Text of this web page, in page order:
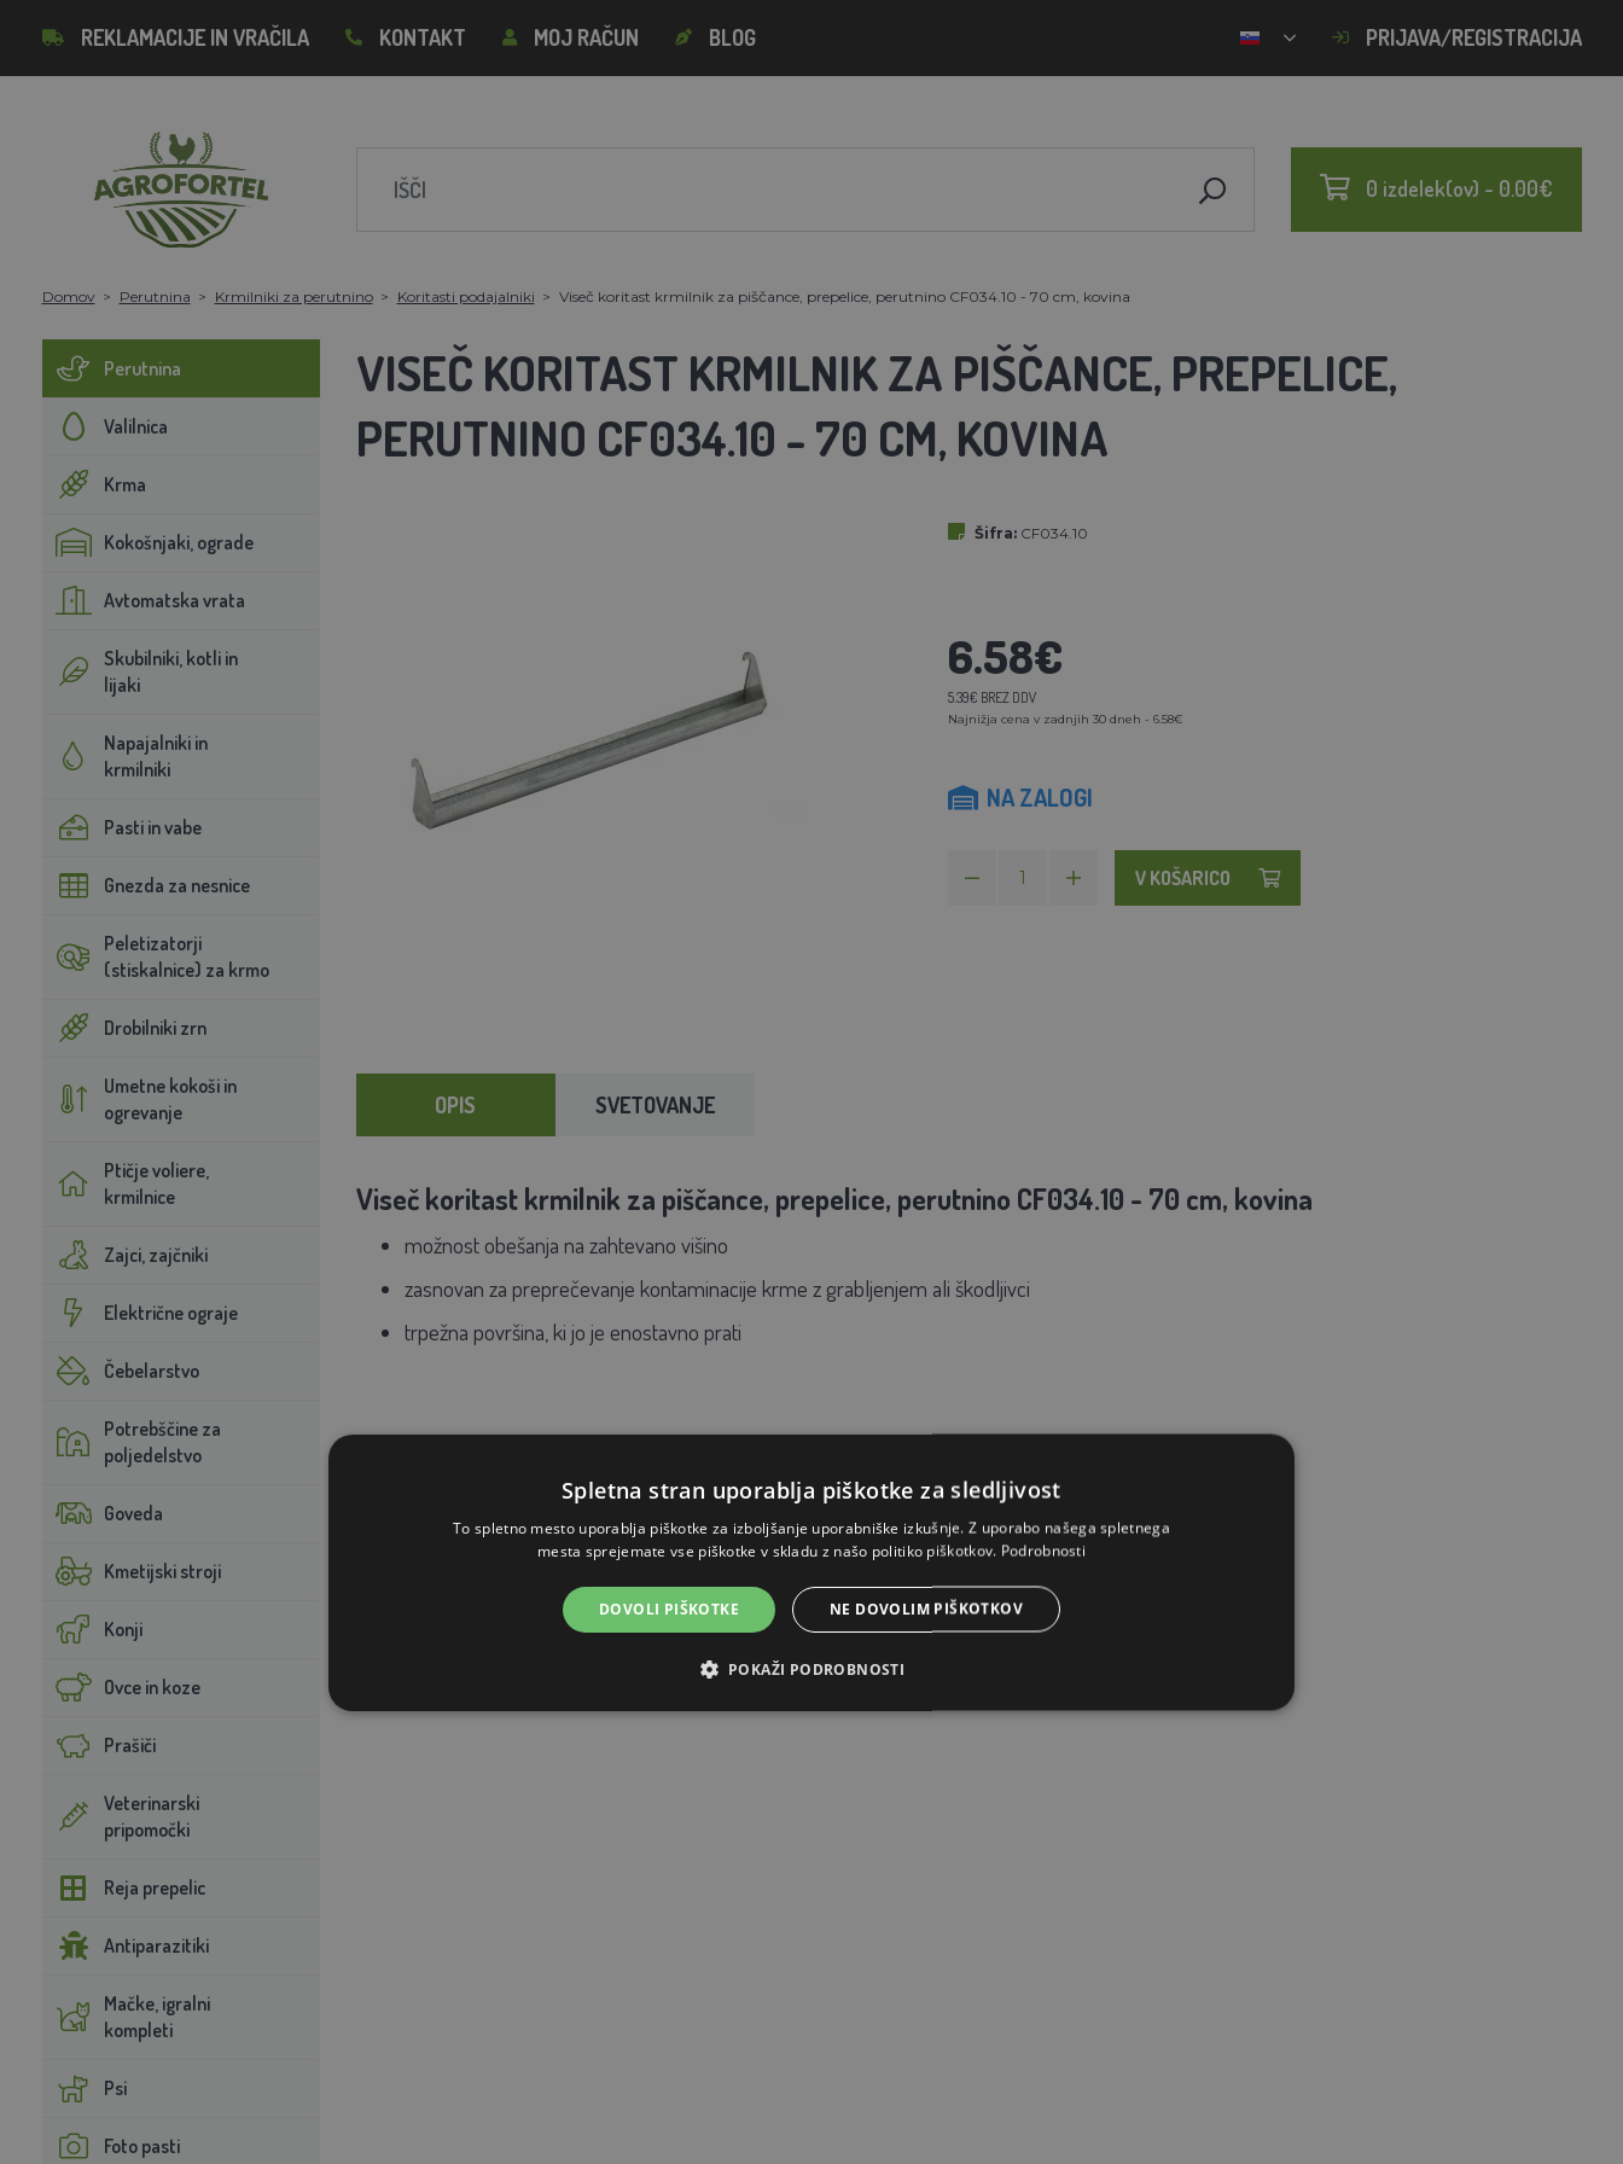
REKLAMACIJE IN VRAČILA KONTAKT MOJ RAČUN BLOG PRIJAVA/REGISTRACIJA
0 izdelek(ov) - 0.00€
Domov Perutnina Krmilniki za perutnino Koritasti podajalniki Viseč koritast krmilnik za piščance, prepelice, perutnino CF034.10 - 70 cm, kovina
Perutnina
Valilnica
Krma
Kokošnjaki, ograde
Avtomatska vrata
Skubilniki, kotli in
lijaki
Napajalniki in
krmilniki
Pasti in vabe
Gnezda za nesnice
Peletizatorji
(stiskalnice) za krmo
Drobilniki zrn
Umetne kokoši in
ogrevanje
Ptičje voliere,
krmilnice
Zajci, zajčniki
Električne ograje
Čebelarstvo
Potrebščine za
poljedelstvo
Goveda
Kmetijski stroji
Konji
Ovce in koze
Prašiči
Veterinarski
pripomočki
Reja prepelic
Antiparazitiki
Mačke, igralni
kompleti
Psi
Foto pasti
VISEČ KORITAST KRMILNIK ZA PIŠČANCE, PREPELICE,
PERUTNINO CF034.10 - 70 CM, KOVINA
Šifra: CF034.10
6.58€
5.39€ BREZ DDV
Najnižja cena v zadnjih 30 dneh - 6.58€
NA ZALOGI
V KOŠARICO
OPIS SVETOVANJE
Viseč koritast krmilnik za piščance, prepelice, perutnino CF034.10 - 70 cm, kovina
možnost obešanja na zahtevano višino
zasnovan za preprečevanje kontaminacije krme z grabljenjem ali škodljivci
trpežna površina, ki jo je enostavno prati
Spletna stran uporablja piškotke za sledljivost
To spletno mesto uporablja piškotke za izboljšanje uporabniške izkušnje. Z uporabo našega spletnega
mesta sprejemate vse piškotke v skladu z našo politiko piškotkov. Podrobnosti
DOVOLI PIŠKOTKE NE DOVOLIM PIŠKOTKOV
POKAŽI PODROBNOSTI